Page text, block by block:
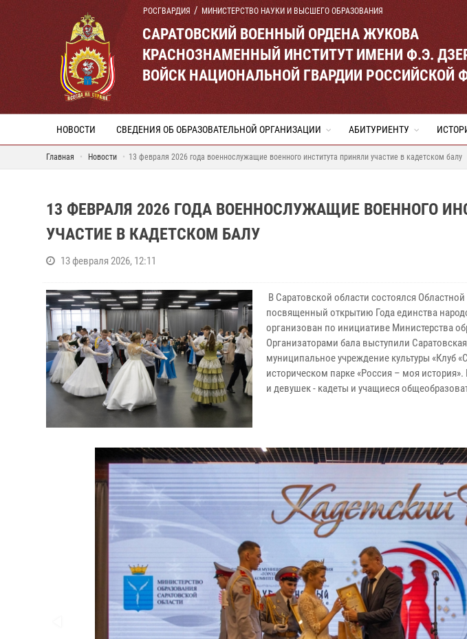
РОСГВАРДИЯ МИНИСТЕРСТВО НАУКИ И ВЫСШЕГО ОБРАЗОВАНИЯ
САРАТОВСКИЙ ВОЕННЫЙ ОРДЕНА ЖУКОВА
КРАСНОЗНАМЕННЫЙ ИНСТИТУТ ИМЕНИ Ф.Э.
ВОЙСК НАЦИОНАЛЬНОЙ ГВАРДИИ РОССИЙСКОЙ
НОВОСТИ СВЕДЕНИЯ ОБ ОБРАЗОВАТЕЛЬНОЙ ОРГАНИЗАЦИИ АБИТУРИЕНТУ
Главная Новости 13 февраля 2026 года военнослужащие военного института приняли участие в кадетском балу
13 ФЕВРАЛЯ 2026 ГОДА ВОЕННОСЛУЖАЩИЕ ВОЕННОГО
УЧАСТИЕ В КАДЕТСКОМ БАЛУ
13 февраля 2026, 12:11
В Саратовской области состоялся
посвященный открытию Года единства
организован по инициативе Министерства
Организаторами бала выступили
муниципальное учреждение культуры «Клуб
историческом парке «Россия – моя
и девушек - кадеты и учащиеся